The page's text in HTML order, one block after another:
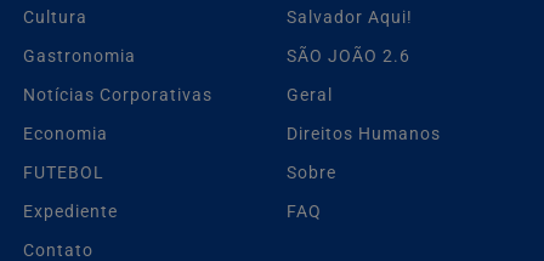
Cultura
Salvador Aqui!
Gastronomia
SÃO JOÃO 2.6
Notícias Corporativas
Geral
Economia
Direitos Humanos
FUTEBOL
Sobre
Expediente
FAQ
Contato